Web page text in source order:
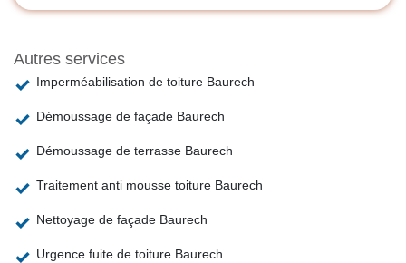
Autres services
Imperméabilisation de toiture Baurech
Démoussage de façade Baurech
Démoussage de terrasse Baurech
Traitement anti mousse toiture Baurech
Nettoyage de façade Baurech
Urgence fuite de toiture Baurech